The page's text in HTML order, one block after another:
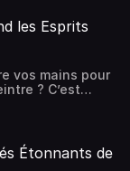
narration par
/
Jonathan
de-
les Esprits
vos mains pour
? C’est
Lesage,
et narration
Jonathan
Étonnants de